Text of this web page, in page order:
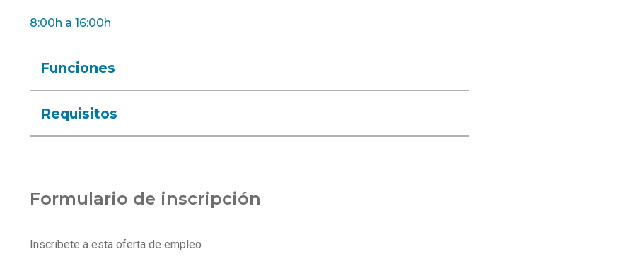
8:00h a 16:00h
Funciones
Requisitos
Formulario de inscripción
Inscríbete a esta oferta de empleo